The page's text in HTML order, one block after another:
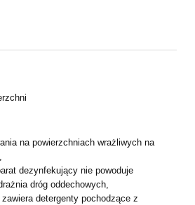
na powierzchniach wrażliwych na
dezynfekujący nie powoduje
dróg oddechowych,
zawiera detergenty pochodzące z